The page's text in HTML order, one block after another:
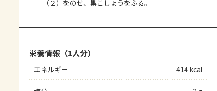
（２）をのせ、黒こしょうをふる。
栄養情報（1人分）
エネルギー 414 kcal